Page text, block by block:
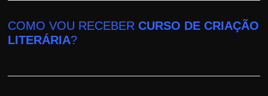
COMO VOU RECEBERCURSO DE CRIAÇÃO
LITERÁRIA?